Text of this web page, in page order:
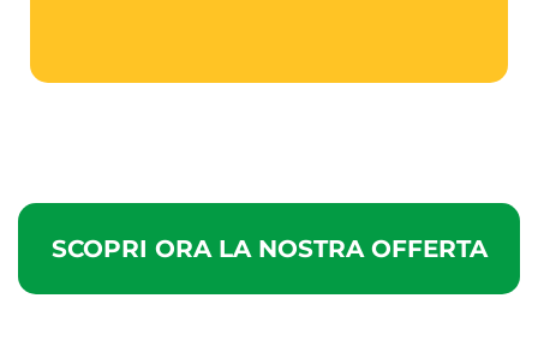
SCOPRI ORA LA NOSTRA OFFERTA